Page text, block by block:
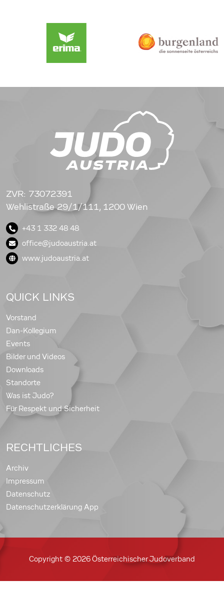
ZVR: 73072391
Wehlistraße 29/1/111, 1200 Wien
+43 1 332 48 48
office@judoaustria.at
www.judoaustria.at
QUICK LINKS
Vorstand
Dan-Kollegium
Events
Bilder und Videos
Downloads
Standorte
Was ist Judo?
Für Respekt und Sicherheit
RECHTLICHES
Archiv
Impressum
Datenschutz
Datenschutzerklärung App
Copyright © 2026 Österreichischer Judoverband